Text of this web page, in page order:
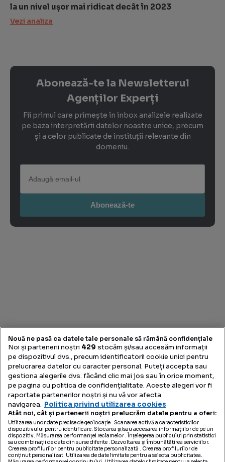
la un nivel ușor mai ridicat decât în 2023
Vezi analiza
Abonează-te la Newsletterul
Agenților Experți
Fii primul care primește în inbox analizele realizate
pe baza interpretării datelor noastre unice, precum
și a celor publicate de instituții relevante din
domeniu.
Descoperă conceptul care reunește toate inițiativele
noastre dedicate profesioniștilor din industria imobiliară,
pentru a-i ajuta să performeze.
Link-uri utile
Storia.ro & OLX Imobiliare
Noutăți
Analize
Proiecte Speciale
Contact
Nouă ne pasă ca datele tale personale să rămână confidențiale
Noi și partenerii noștri 429 stocăm și/sau accesăm informații
pe dispozitivul dvs., precum identificatorii cookie unici pentru
prelucrarea datelor cu caracter personal. Puteți accepta sau
gestiona alegerile dvs. făcând clic mai jos sau în orice moment,
pe pagina cu politica de confidențialitate. Aceste alegeri vor fi
raportate partenerilor noștri și nu vă vor afecta
navigarea. Politica privind utilizarea cookies
Atât noi, cât și partenerii noștri prelucrăm datele pentru a oferi:
Utilizarea unor date precise de geolocație . Scanarea activă a caracteristicilor
dispozitivului pentru identificare. Stocarea și/sau accesarea informațiilor de pe un
dispozitiv. Măsurarea performanței reclamelor . Înțelegerea publicului prin statistici
sau combinații de date din surse diferite . Dezvoltarea și îmbunătățirea serviciilor.
Crearea profilurilor pentru publicitate personalizată . Crearea profilurilor de
conținut personalizat. Utilizarea de date limitate pentru a selecta publicitatea.